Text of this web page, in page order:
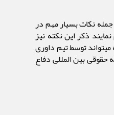
جمله نکات بسیار مهم در
ذکر این نکته نیز
توسط تیم داوری
حقوقی بین المللی دفاع